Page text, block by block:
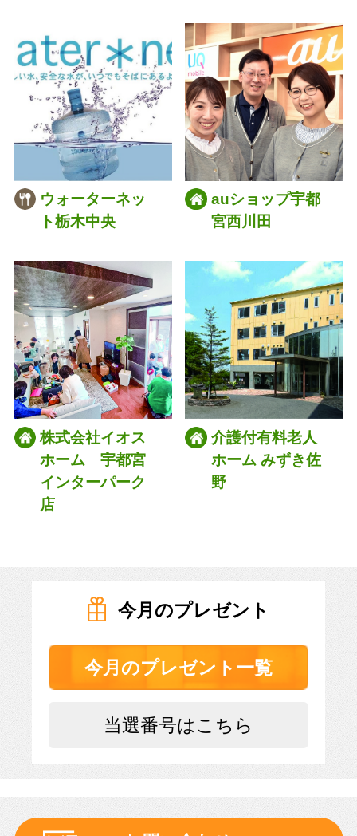
028-666-7878
今月のプレゼント
今月のプレゼント一覧
当選番号はこちら
ウォーターネッ
ト栃木中央
auショップ宇都
宮西川田
株式会社イオス
ホーム 宇都宮
インターパーク
店
介護付有料老人
ホーム みずき佐
野